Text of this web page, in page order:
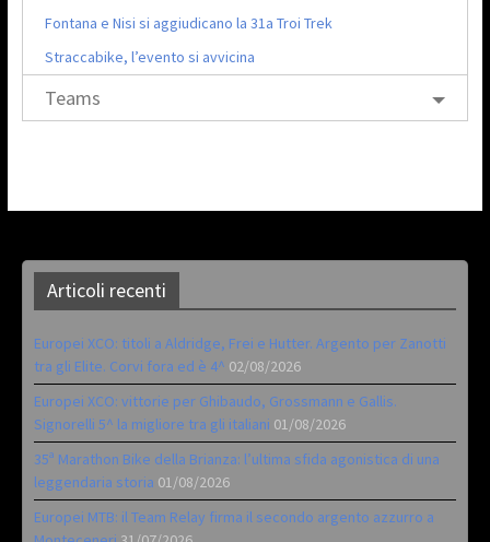
Fontana e Nisi si aggiudicano la 31a Troi Trek
Straccabike, l’evento si avvicina
Teams
Articoli recenti
Europei XCO: titoli a Aldridge, Frei e Hutter. Argento per Zanotti
tra gli Elite. Corvi fora ed è 4^ 02/08/2026
Europei XCO: vittorie per Ghibaudo, Grossmann e Gallis.
Signorelli 5^ la migliore tra gli italiani 01/08/2026
35ª Marathon Bike della Brianza: l’ultima sfida agonistica di una
leggendaria storia 01/08/2026
Europei MTB: il Team Relay firma il secondo argento azzurro a